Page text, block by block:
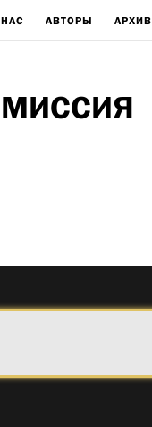
АВТОРЫ АРХИВ
МИССИЯ